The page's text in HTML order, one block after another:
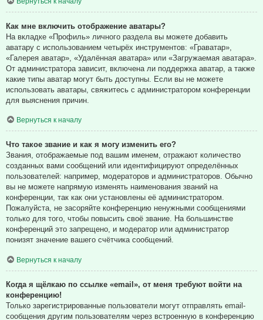
Как мне включить отображение аватары?
На вкладке «Профиль» личного раздела вы можете добавить
аватару с использованием четырёх инструментов: «Граватар»,
«Галерея аватар», «Удалённая аватара» или «Загружаемая аватара».
От администратора зависит, включена ли поддержка аватар, а также
какие типы аватар могут быть доступны. Если вы не можете
использовать аватары, свяжитесь с администратором конференции
для выяснения причин.
Вернуться к началу
Что такое звание и как я могу изменить его?
Звания, отображаемые под вашим именем, отражают количество
созданных вами сообщений или идентифицируют определённых
пользователей: например, модераторов и администраторов. Обычно
вы не можете напрямую изменять наименования званий на
конференции, так как они установлены её администратором.
Пожалуйста, не засоряйте конференцию ненужными сообщениями
только для того, чтобы повысить своё звание. На большинстве
конференций это запрещено, и модератор или администратор
понизят значение вашего счётчика сообщений.
Вернуться к началу
Когда я щёлкаю по ссылке «email», от меня требуют войти на
конференцию!
Только зарегистрированные пользователи могут отправлять email-
сообщения другим пользователям через встроенную в конференцию